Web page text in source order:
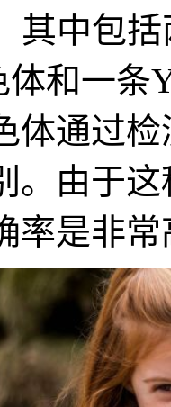
其中包
和一条
体通过
。由于
率是非